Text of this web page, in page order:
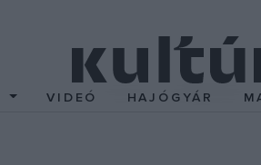
VIDEÓ HAJÓGYÁR